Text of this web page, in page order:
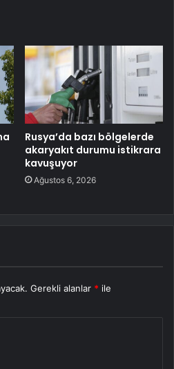
Rusya’da bazı bölgelerde
akaryakıt durumu istikrara
kavuşuyor
Ağustos 6, 2026
Gerekli alanlar * ile